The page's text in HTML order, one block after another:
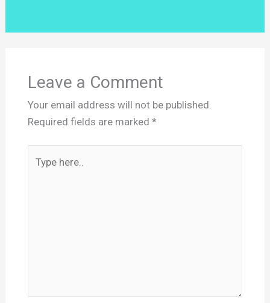
Leave a Comment
Your email address will not be published.
Required fields are marked *
here..